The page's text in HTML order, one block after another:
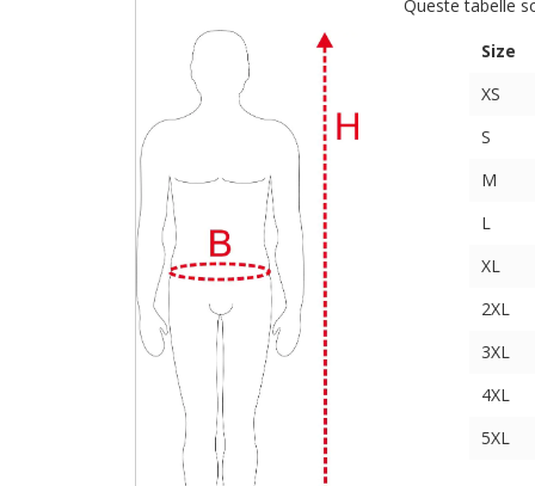
Queste tabelle
Size
XS
S
M
L
XL
2XL
3XL
4XL
5XL